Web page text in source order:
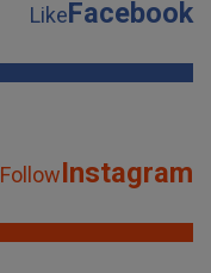
LikeFacebook
FollowInstagram